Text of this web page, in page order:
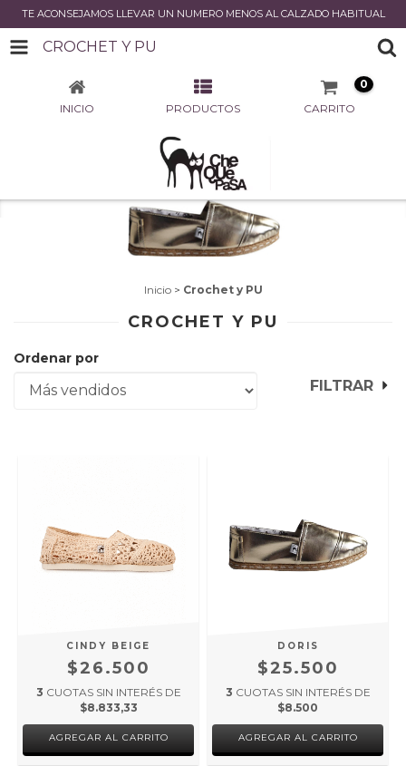
TE ACONSEJAMOS LLEVAR UN NUMERO MENOS AL CALZADO HABITUAL
CROCHET Y PU
INICIO PRODUCTOS CARRITO
0
Inicio > Crochet y PU
CROCHET Y PU
Ordenar por
FILTRAR
CINDY BEIGE
$26.500
3 CUOTAS SIN INTERÉS DE
$8.833,33
AGREGAR AL CARRITO
DORIS
$25.500
3 CUOTAS SIN INTERÉS DE
$8.500
AGREGAR AL CARRITO